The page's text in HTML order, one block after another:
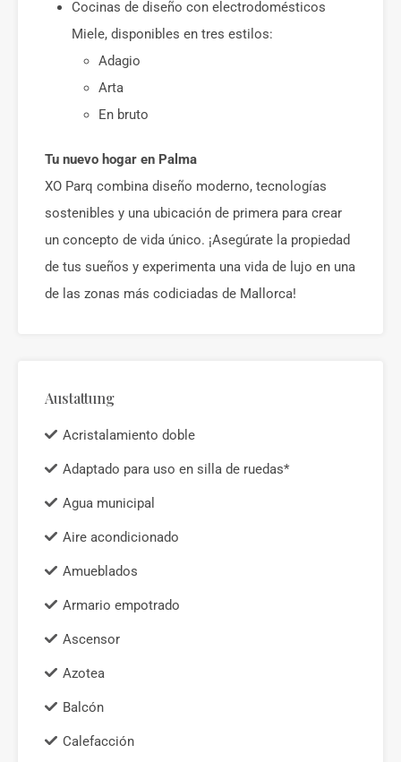
Cocinas de diseño con electrodomésticos
Miele, disponibles en tres estilos:
Adagio
Arta
En bruto
Tu nuevo hogar en Palma
XO Parq combina diseño moderno, tecnologías
sostenibles y una ubicación de primera para crear
un concepto de vida único. ¡Asegúrate la propiedad
de tus sueños y experimenta una vida de lujo en una
de las zonas más codiciadas de Mallorca!
Austattung
Acristalamiento doble
Adaptado para uso en silla de ruedas*
Agua municipal
Aire acondicionado
Amueblados
Armario empotrado
Ascensor
Azotea
Balcón
Calefacción